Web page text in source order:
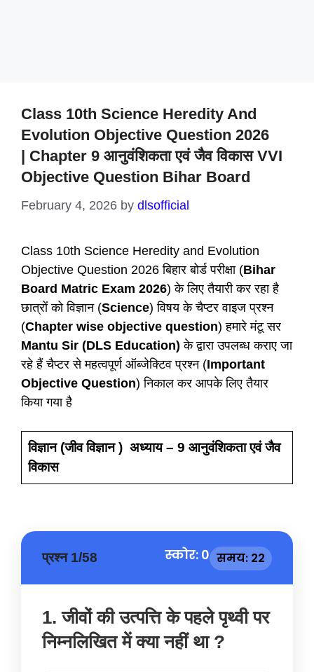
Class 10th Science Heredity And
Evolution Objective Question 2026
| Chapter 9 आनुवंशिकता एवं जैव विकास VVI
Objective Question Bihar Board
February 4, 2026 by dlsofficial
Class 10th Science Heredity and Evolution
Objective Question 2026 बिहार बोर्ड परीक्षा (Bihar
Board Matric Exam 2026) के लिए तैयारी कर रहा है
छात्रों को विज्ञान (Science) विषय के चैप्टर वाइज प्रश्न
(Chapter wise objective question) हमारे मंटू सर
Mantu Sir (DLS Education) के द्वारा उपलब्ध कराए जा
रहे हैं चैप्टर से महत्वपूर्ण ऑब्जेक्टिव प्रश्न (Important
Objective Question) निकाल कर आपके लिए तैयार
किया गया है
विज्ञान (जीव विज्ञान ) अध्याय – 9 आनुवंशिकता एवं जैव
विकास
प्रश्न 1/58 स्कोर: 0 समय: 21
1. जीवों की उत्पत्ति के पहले पृथ्वी पर
निम्नलिखित में क्या नहीं था ?